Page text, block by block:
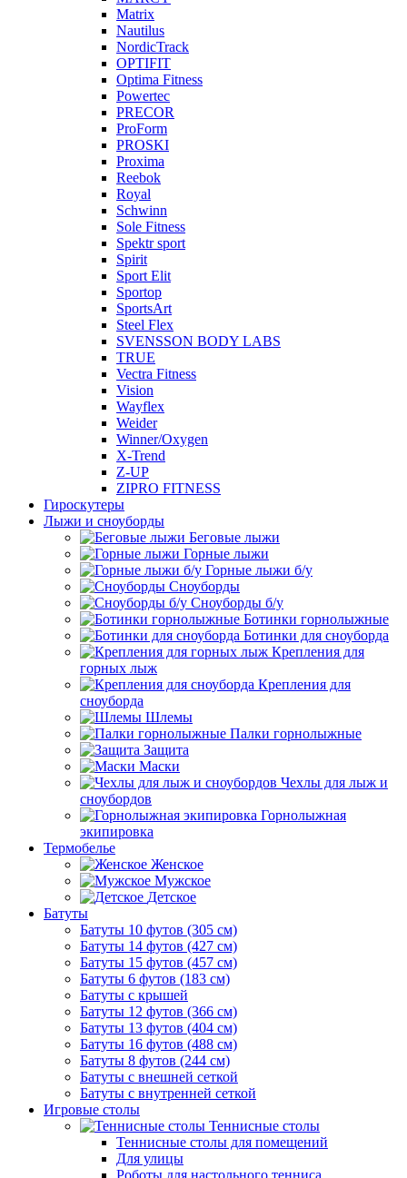
Matrix
Nautilus
NordicTrack
OPTIFIT
Optima Fitness
Powertec
PRECOR
ProForm
PROSKI
Proxima
Reebok
Royal
Schwinn
Sole Fitness
Spektr sport
Spirit
Sport Elit
Sportop
SportsArt
Steel Flex
SVENSSON BODY LABS
TRUE
Vectra Fitness
Vision
Wayflex
Weider
Winner/Oxygen
X-Trend
Z-UP
ZIPRO FITNESS
Гироскутеры
Лыжи и сноуборды
Беговые лыжи
Горные лыжи
Горные лыжи б/у
Сноуборды
Сноуборды б/у
Ботинки горнолыжные
Ботинки для сноуборда
Крепления для
горных лыж
Крепления для
сноуборда
Шлемы
Палки горнолыжные
Защита
Маски
Чехлы для лыж и
сноубордов
Горнолыжная
экипировка
Термобелье
Женское
Мужское
Детское
Батуты
Батуты 10 футов (305 см)
Батуты 14 футов (427 см)
Батуты 15 футов (457 см)
Батуты 6 футов (183 см)
Батуты с крышей
Батуты 12 футов (366 см)
Батуты 13 футов (404 см)
Батуты 16 футов (488 см)
Батуты 8 футов (244 см)
Батуты с внешней сеткой
Батуты с внутренней сеткой
Игровые столы
Теннисные столы
Теннисные столы для помещений
Для улицы
Роботы для настольного тенниса